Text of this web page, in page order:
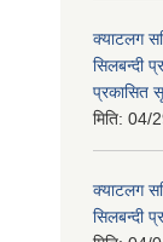
क्याटलग
सिलबन्दी
प्रकासित
मिति: 04/
क्याटलग
सिलबन्दी